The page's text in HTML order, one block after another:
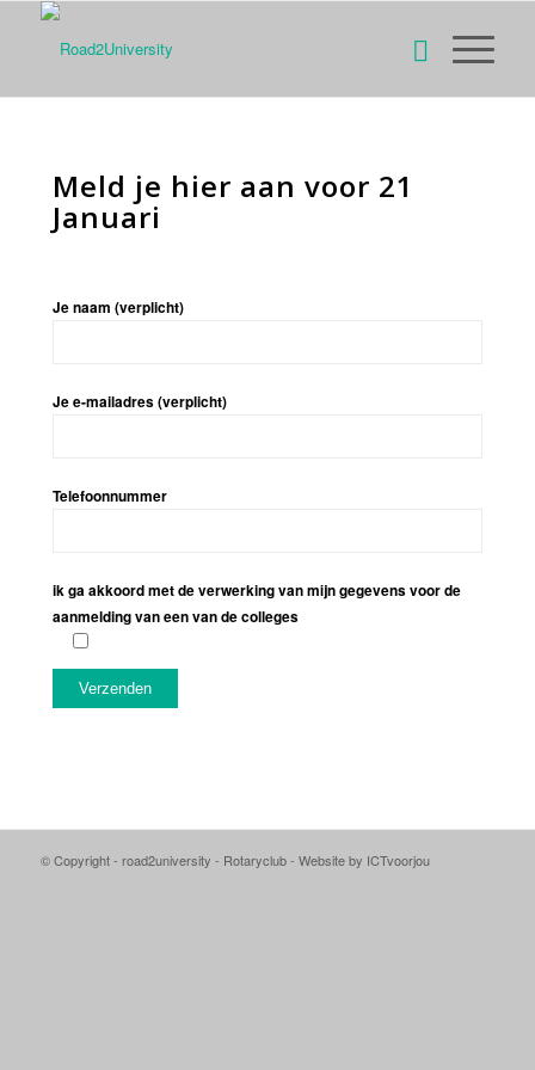
Meld je hier aan voor 21
Januari
Je naam (verplicht)
Je e-mailadres (verplicht)
Telefoonnummer
ik ga akkoord met de verwerking van mijn gegevens voor de
aanmelding van een van de colleges
© Copyright - road2university - Rotaryclub - Website by ICTvoorjou